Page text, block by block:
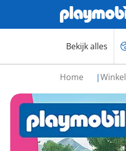
Bekijk alles
Home Winkel